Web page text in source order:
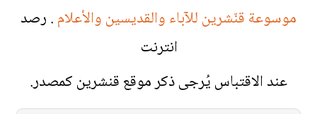
موسوعة قنّشرين للآباء والقديسين والأعلام. رصد
انترنت
عند الاقتباس يُرجى ذكر موقع قنشرين كمصدر.